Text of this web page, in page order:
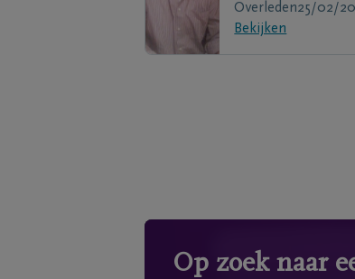
Overleden25/02/
Bekijken
Op zoek naar